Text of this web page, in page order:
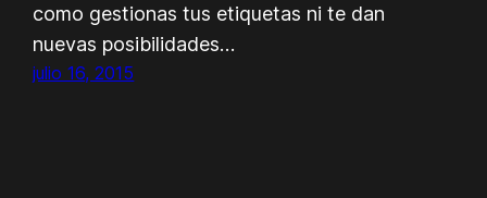
como gestionas tus etiquetas ni te dan
nuevas posibilidades…
julio 16, 2015